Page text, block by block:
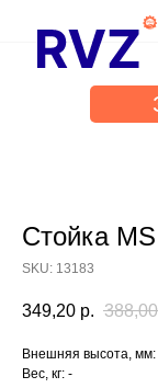
Стойка
SKU: 13183
349,20 р. 388,00
Внешняя высота, мм:
Вес, кг: -